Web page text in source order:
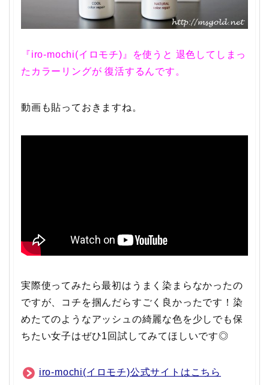
『iro-mochi(イロモチ)』を使うと 退色してしまっ
たカラーリングが 復活するんです。
動画も貼っておきますね。
実際使ってみたら最初はうまく染まらなかったの
ですが、コチを掴んだらすごく良かったです！染
めたてのようなアッシュの綺麗な色を少しでも保
ちたい女子はぜひ1回試してみてほしいです◎
iro-mochi(イロモチ)公式サイトはこちら